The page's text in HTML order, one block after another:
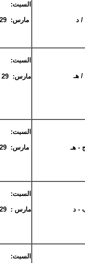
د
لسبت:
مارس: 29
/ هـ
السبت:
مارس: 29
- هـ
السبت:
مارس: 29
- د
السبت:
مارس : 29
السبت: